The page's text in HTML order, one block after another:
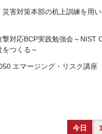
災害対策本部の机上訓練を用
撃対応BCP実践勉強会～NIST
をつくる～
エマージング・リスク講座
今日